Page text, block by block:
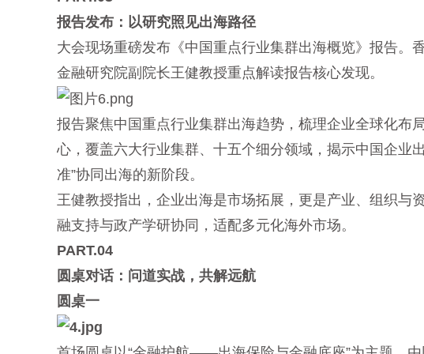
报告发布：以研究照见出海路径
大会现场重磅发布《中国重点行业集群出海概览》报告。
金融研究院副院长王健教授重点解读报告核心发现。
报告聚焦中国重点行业集群出海趋势，梳理企业全球化布
心，覆盖六大行业集群、十五个细分领域，揭示中国企业
准”协同出海的新阶段。
王健教授指出，企业出海是市场拓展，更是产业、组织与
融支持与政产学研协同，适配多元化海外市场。
PART.04
圆桌对话：问道实战，共解远航
圆桌一